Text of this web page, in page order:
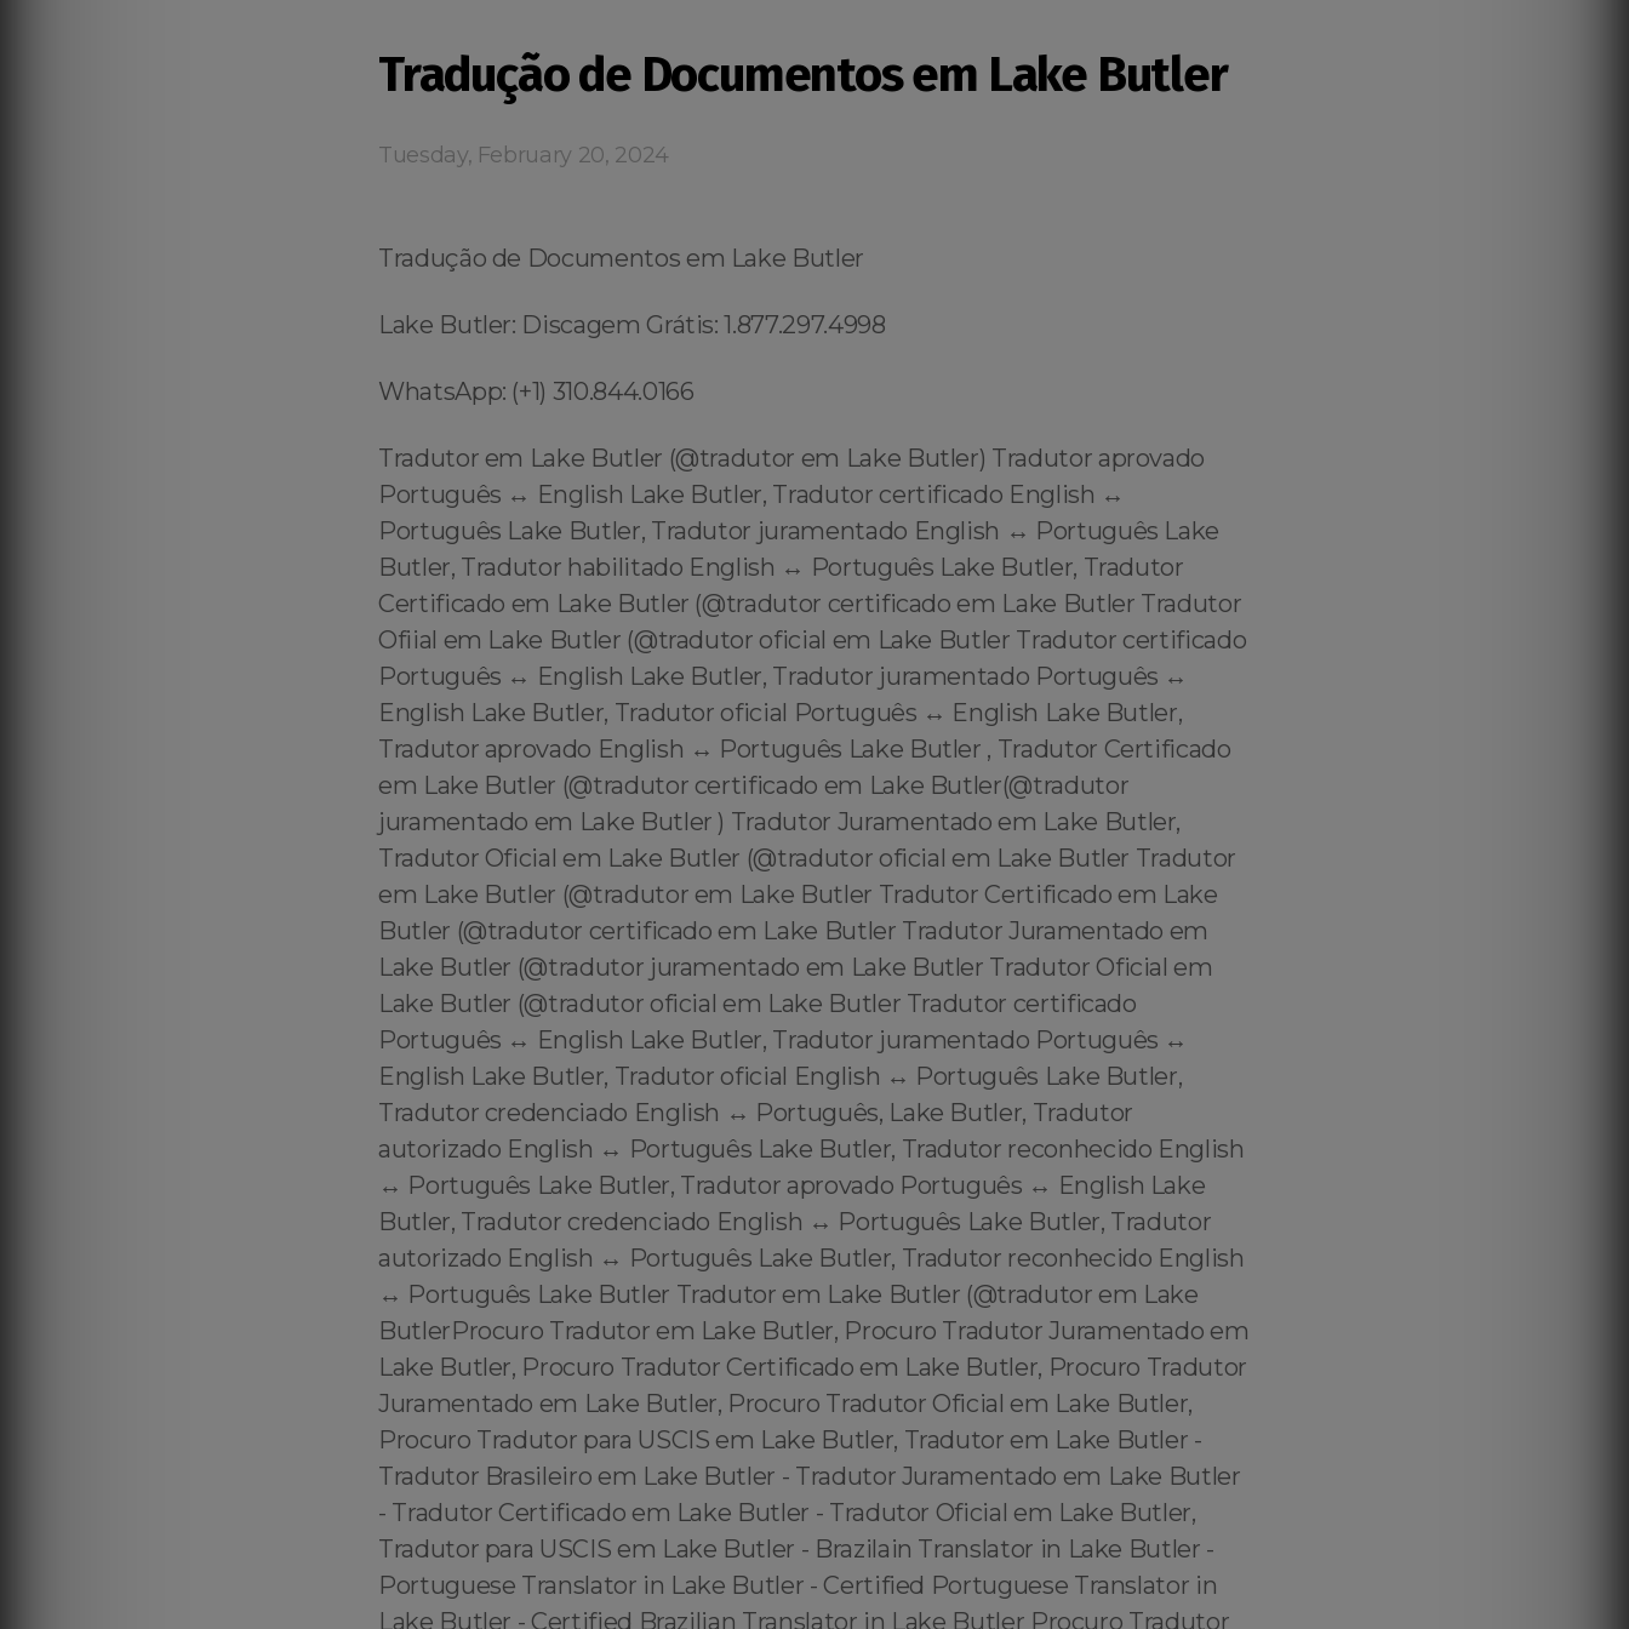
Tradução de Documentos em Lake Butler
Tuesday, February 20, 2024
Tradução de Documentos em Lake Butler
Lake Butler: Discagem Grátis: 1.877.297.4998
WhatsApp: (+1) 310.844.0166
Tradutor em Lake Butler (@tradutor em Lake Butler) Tradutor aprovado
Português ↔️ English Lake Butler, Tradutor certificado English ↔️
Português Lake Butler, Tradutor juramentado English ↔️ Português Lake
Butler, Tradutor habilitado English ↔️ Português Lake Butler, Tradutor
Certificado em Lake Butler (@tradutor certificado em Lake Butler Tradutor
Ofiial em Lake Butler (@tradutor oficial em Lake Butler Tradutor certificado
Português ↔️ English Lake Butler, Tradutor juramentado Português ↔️
English Lake Butler, Tradutor oficial Português ↔️ English Lake Butler,
Tradutor aprovado English ↔️ Português Lake Butler , Tradutor Certificado
em Lake Butler (@tradutor certificado em Lake Butler(@tradutor
juramentado em Lake Butler ) Tradutor Juramentado em Lake Butler,
Tradutor Oficial em Lake Butler (@tradutor oficial em Lake Butler Tradutor
em Lake Butler (@tradutor em Lake Butler Tradutor Certificado em Lake
Butler (@tradutor certificado em Lake Butler Tradutor Juramentado em
Lake Butler (@tradutor juramentado em Lake Butler Tradutor Oficial em
Lake Butler (@tradutor oficial em Lake Butler Tradutor certificado
Português ↔️ English Lake Butler, Tradutor juramentado Português ↔️
English Lake Butler, Tradutor oficial English ↔️ Português Lake Butler,
Tradutor credenciado English ↔️ Português, Lake Butler, Tradutor
autorizado English ↔️ Português Lake Butler, Tradutor reconhecido English
↔️ Português Lake Butler, Tradutor aprovado Português ↔️ English Lake
Butler, Tradutor credenciado English ↔️ Português Lake Butler, Tradutor
autorizado English ↔️ Português Lake Butler, Tradutor reconhecido English
↔️ Português Lake Butler Tradutor em Lake Butler (@tradutor em Lake
ButlerProcuro Tradutor em Lake Butler, Procuro Tradutor Juramentado em
Lake Butler, Procuro Tradutor Certificado em Lake Butler, Procuro Tradutor
Juramentado em Lake Butler, Procuro Tradutor Oficial em Lake Butler,
Procuro Tradutor para USCIS em Lake Butler, Tradutor em Lake Butler -
Tradutor Brasileiro em Lake Butler - Tradutor Juramentado em Lake Butler
- Tradutor Certificado em Lake Butler - Tradutor Oficial em Lake Butler,
Tradutor para USCIS em Lake Butler - Brazilain Translator in Lake Butler -
Portuguese Translator in Lake Butler - Certified Portuguese Translator in
Lake Butler - Certified Brazilian Translator in Lake Butler Procuro Tradutor